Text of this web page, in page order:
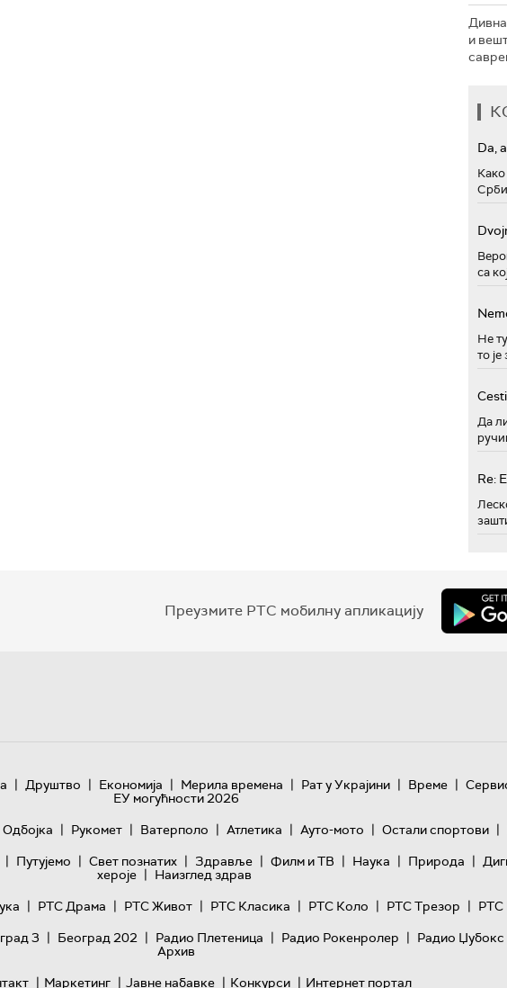
и
Da,
са
Не
то
Да
Re:
Преузмите РТС мобилну апликацију
| Друштво | Економија | Мерила времена | Рат у Украјини | Време |
ЕУ могућности 2026
Одбојка | Рукомет | Ватерполо | Атлетика | Ауто-мото | Остали спортови |
| Путујемо | Свет познатих | Здравље | Филм и ТВ | Наука | Природа |
хероје | Наизглед здрав
| РТС Драма | РТС Живот | РТС Класика | РТС Коло | РТС Трезор | РТС
3 | Београд 202 | Радио Плетеница | Радио Рокенролер | Радио Џубокс
Архив
| Маркетинг | Јавне набавке | Конкурси | Интернет портал